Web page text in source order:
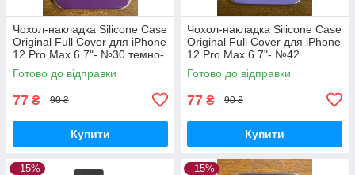
Чохол-накладка Silicone Case
Original Full Cover для iPhone
12 Pro Max 6.7"- №30 темно-
фіолетовий
Готово до відправки
77 ₴ 90 ₴
Купити
Чохол-накладка Silicone Case
Original Full Cover для iPhone
12 Pro Max 6.7"- №42
бузковий
Готово до відправки
77 ₴ 90 ₴
Купити
–15% –15%